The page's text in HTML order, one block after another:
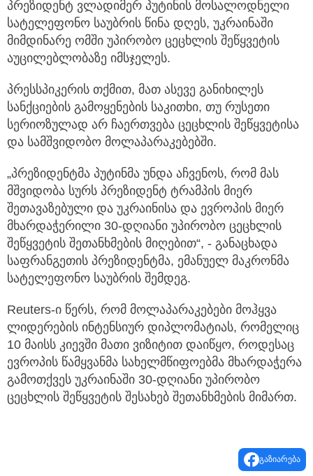
პრეზიდენტ ვლადიმერ პუტინის მოსალოდნელი
სატელეფონო საუბრის წინა დღეს, უკრაინაში
მიმდინარე ომში უპირობო ცეცხლის შეწყვეტის
აუცილებლობაზე იმსჯელეს.
პრესსპიკერის თქმით, მათ ასევე განიხილეს
სანქციების გამოყენების საკითხი, თუ რუსეთი
სერიოზულად არ ჩაერთვება ცეცხლის შეწყვეტისა
და სამშვიდობო მოლაპარაკებებში.
„პრეზიდენტმა პუტინმა უნდა აჩვენოს, რომ მას
მშვიდობა სურს პრეზიდენტ ტრამპის მიერ
შეთავაზებული და უკრაინისა და ევროპის მიერ
მხარდაჭერილი 30-დღიანი უპირობო ცეცხლის
შეწყვეტის შეთანხმების მიღებით“, - განაცხადა
საფრანგეთის პრეზიდენტმა, ემანუელ მაკრონმა
სატელეფონო საუბრის შემდეგ.
Reuters-ი წერს, რომ მოლაპარაკებები მოჰყვა
ლიდერების ინტენსიურ დიპლომატიას, რომელიც
10 მაისს კიევში მათი ვიზიტით დაიწყო, როდესაც
ევროპის წამყვანმა სახელმწიფოებმა მხარდაჭერა
გამოთქვეს უკრაინაში 30-დღიანი უპირობო
ცეცხლის შეწყვეტის შესახებ შეთანხმების მიმართ.
გაზიარება